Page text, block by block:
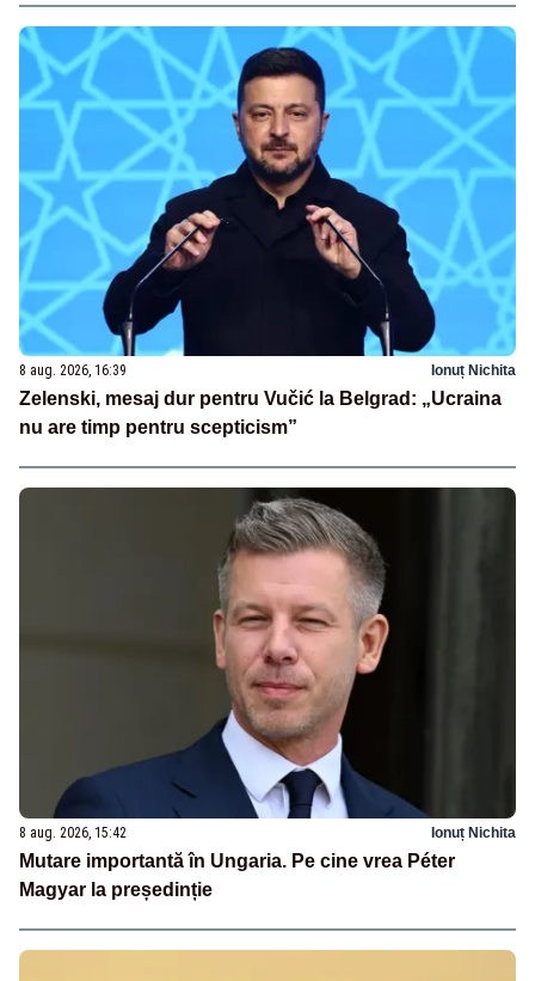
8 aug. 2026, 16:39 Ionuț Nichita
Zelenski, mesaj dur pentru Vučić la Belgrad: „Ucraina
nu are timp pentru scepticism”
8 aug. 2026, 15:42 Ionuț Nichita
Mutare importantă în Ungaria. Pe cine vrea Péter
Magyar la președinție